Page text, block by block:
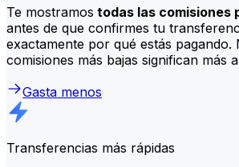
Te mostramos todas las comisiones
antes de que confirmes tu
exactamente por qué estás pagando.
comisiones más bajas significan más
Gasta menos
Transferencias más rápidas